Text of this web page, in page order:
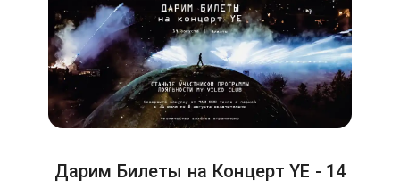
Дарим Билеты на Концерт YE - 14